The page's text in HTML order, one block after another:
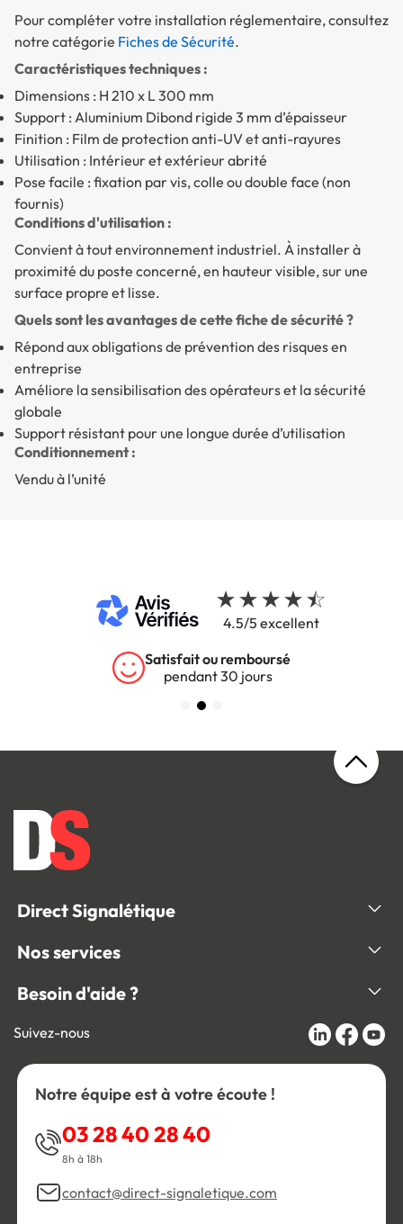
Pour compléter votre installation réglementaire, consultez
notre catégorie Fiches de Sécurité.
Caractéristiques techniques :
Dimensions : H 210 x L 300 mm
Support : Aluminium Dibond rigide 3 mm d’épaisseur
Finition : Film de protection anti-UV et anti-rayures
Utilisation : Intérieur et extérieur abrité
Pose facile : fixation par vis, colle ou double face (non
fournis)
Conditions d'utilisation :
Convient à tout environnement industriel. À installer à
proximité du poste concerné, en hauteur visible, sur une
surface propre et lisse.
Quels sont les avantages de cette fiche de sécurité ?
Répond aux obligations de prévention des risques en
entreprise
Améliore la sensibilisation des opérateurs et la sécurité
globale
Support résistant pour une longue durée d’utilisation
Conditionnement :
Vendu à l’unité
4.5/5 excellent
Satisfait ou remboursé
pendant 30 jours
Direct Signalétique
Nos services
Besoin d'aide ?
Suivez-nous
Notre équipe est à votre écoute !
03 28 40 28 40
8h à 18h
contact@direct-signaletique.com